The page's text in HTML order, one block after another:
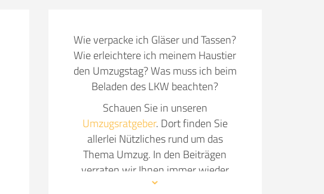
Wie verpacke ich Gläser und Tassen?
Wie erleichtere ich meinem Haustier
den Umzugstag? Was muss ich beim
Beladen des LKW beachten?
Schauen Sie in unseren
Umzugsratgeber. Dort finden Sie
allerlei Nützliches rund um das
Thema Umzug. In den Beiträgen
verraten wir Ihnen immer wieder
neue Details, wie Sie Ihren Umzug so